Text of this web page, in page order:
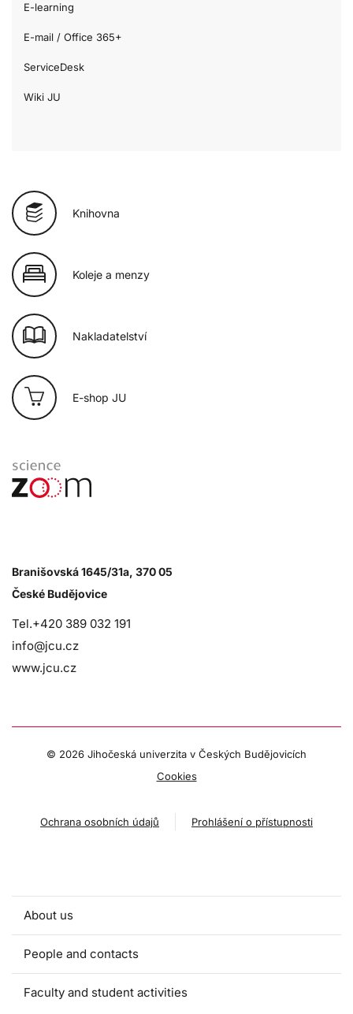
E-learning
E-mail / Office 365+
ServiceDesk
Wiki JU
Knihovna
Koleje a menzy
Nakladatelství
E-shop JU
Branišovská 1645/31a, 370 05
České Budějovice
Tel.+420 389 032 191
info@jcu.cz
www.jcu.cz
© 2026 Jihočeská univerzita v Českých Budějovicích
Cookies
Ochrana osobních údajů Prohlášení o přístupnosti
About us
People and contacts
Faculty and student activities